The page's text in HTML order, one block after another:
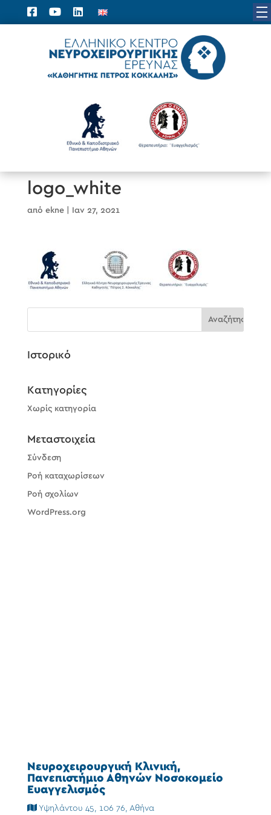
logo_white
από ekne| Ιαν 27, 2021
Ιστορικό
Kατηγορίες
Χωρίς κατηγορία
Μεταστοιχεία
Σύνδεση
Ροή καταχωρίσεων
Ροή σχολίων
WordPress.org
Νευροχειρουργική Κλινική,
Πανεπιστήμιο Αθηνών Νοσοκομείο
Ευαγγελισμός
Υψηλάντου 45, 106 76, Αθήνα